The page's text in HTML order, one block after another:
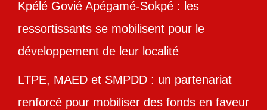
Kpélé Govié Apégamé-Sokpé : les
ressortissants se mobilisent pour le
développement de leur localité
LTPE, MAED et SMPDD : un partenariat
renforcé pour mobiliser des fonds en faveur